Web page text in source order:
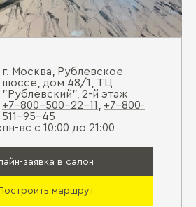
г. Москва, Рублевское
шоссе, дом 48/1, ТЦ
"Рублевский", 2-й этаж
+7-800-500-22-11
+7-800-
511-95-45
пн-вс с 10:00 до 21:00
заявка в салон
маршрут